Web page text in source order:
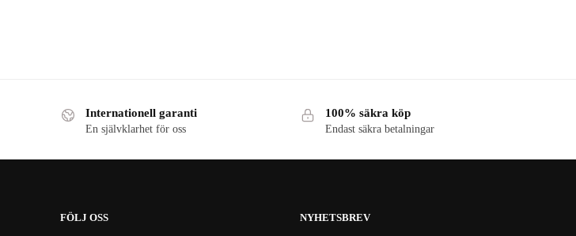
Internationell garanti
En självklarhet för oss
100% säkra köp
Endast säkra betalningar
FÖLJ OSS NYHETSBREV